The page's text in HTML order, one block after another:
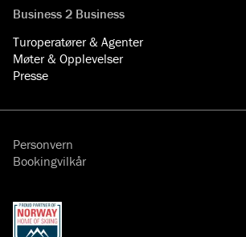
Business 2 Business
Turoperatører & Agenter
Møter & Opplevelser
Presse
Personvern
Bookingvilkår